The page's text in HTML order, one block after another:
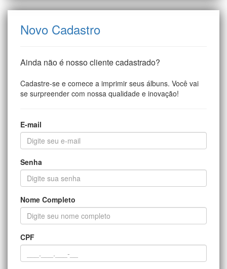
Novo Cadastro
Ainda não é nosso cliente cadastrado?
Cadastre-se e comece a imprimir seus álbuns. Você vai
se surpreender com nossa qualidade e inovação!
E-mail
Senha
Nome Completo
CPF